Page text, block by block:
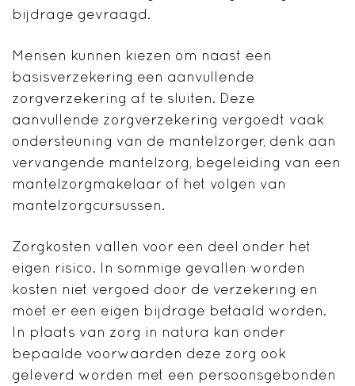
bijdrage gevraagd.
Mensen kunnen kiezen om naast een
basisverzekering een aanvullende
zorgverzekering af te sluiten. Deze
aanvullende zorgverzekering vergoedt vaak
ondersteuning van de mantelzorger, denk aan
vervangende mantelzorg, begeleiding van een
mantelzorgmakelaar of het volgen van
mantelzorgcursussen.
Zorgkosten vallen voor een deel onder het
eigen risico. In sommige gevallen worden
kosten niet vergoed door de verzekering en
moet er een eigen bijdrage betaald worden.
In plaats van zorg in natura kan onder
bepaalde voorwaarden deze zorg ook
geleverd worden met een persoonsgebonden